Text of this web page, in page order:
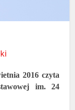
2016 czyta
im. 24